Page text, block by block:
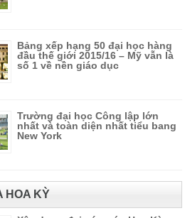
Bảng xếp hạng 50 đại học hàng
đầu thế giới 2015/16 – Mỹ vẫn là
số 1 về nền giáo dục
Trường đại học Công lập lớn
nhất và toàn diện nhất tiểu bang
New York
HOA KỲ